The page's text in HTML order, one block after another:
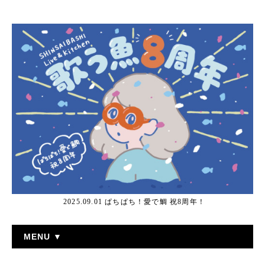
2025.09.01 ぱちぱち！愛で鯛 祝8周年！
MENU ▼